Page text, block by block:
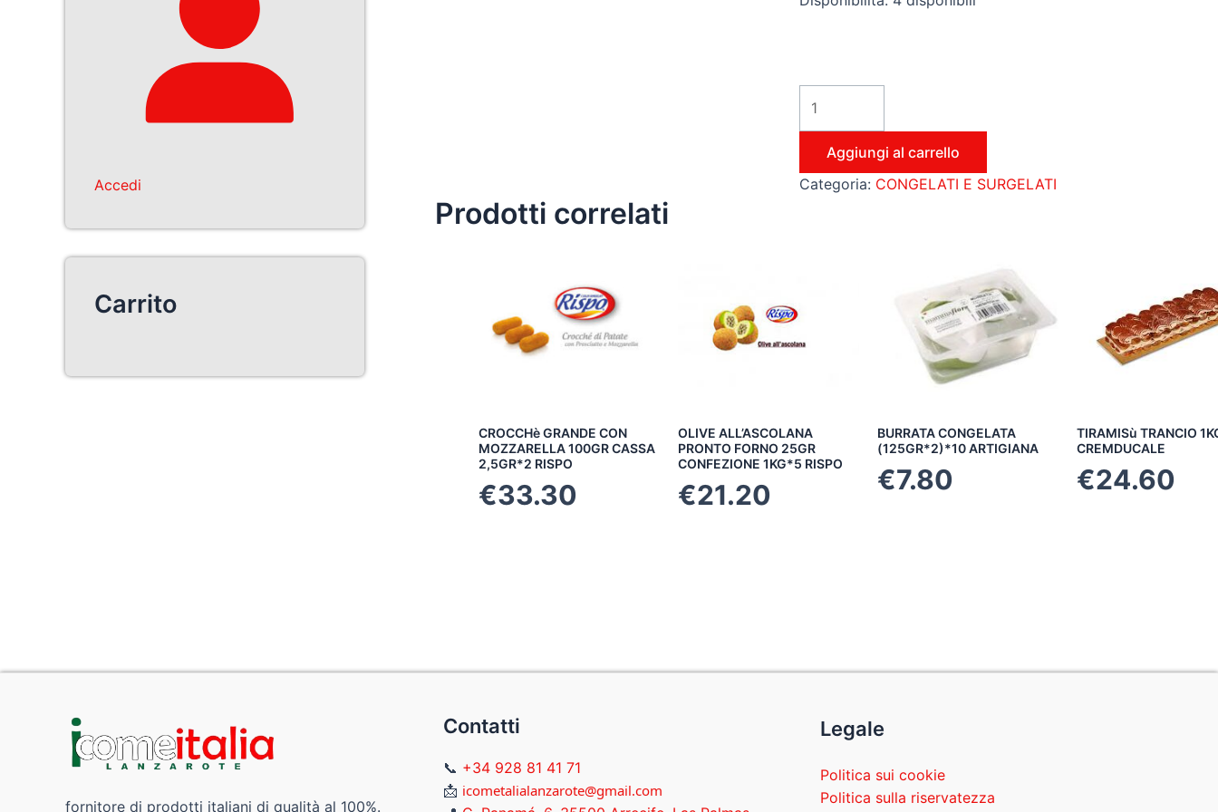
Accedi
Carrito
Aggiungi al carrello
Categoria: CONGELATI E SURGELATI
Prodotti correlati
CROCCHè GRANDE CON
MOZZARELLA 100GR CASSA
2,5GR*2 RISPO
€33.30
OLIVE ALL’ASCOLANA
PRONTO FORNO 25GR
CONFEZIONE 1KG*5 RISPO
€21.20
BURRATA CONGELATA
(125GR*2)*10 ARTIGIANA
€7.80
TIRAMISù TRANCIO
CREMDUCALE
€24.60
fornitore di prodotti italiani di qualità al 100%.
Contatti
📞 +34 928 81 41 71
📩 icometalialanzarote@gmail.com
Legale
Politica sui cookie
Politica sulla riservatezza